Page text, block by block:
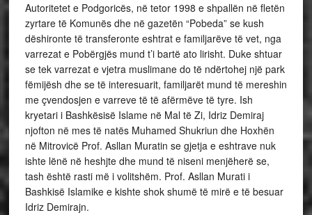
Autoritetet e Podgoricës, në tetor 1998 e shpallën në fletën
zyrtare të Komunës dhe në gazetën “Pobeda” se kush
dëshironte të transferonte eshtrat e familjarëve të vet, nga
varrezat e Pobërgjës mund t’i bartë ato lirisht. Duke shtuar
se tek varrezat e vjetra muslimane do të ndërtohej një park
fëmijësh dhe se të interesuarit, familjarët mund të mereshin
me çvendosjen e varreve të të afërmëve të tyre. Ish
kryetari i Bashkësisë Islame në Mal të Zi, Idriz Demiraj
njofton në mes të natës Muhamed Shukriun dhe Hoxhën
në Mitrovicë Prof. Asllan Muratin se gjetja e eshtrave nuk
ishte lënë në heshjte dhe mund të niseni menjëherë se,
tash është rasti më i volitshëm. Prof. Asllan Murati i
Bashkisë Islamike e kishte shok shumë të mirë e të besuar
Idriz Demirajn.